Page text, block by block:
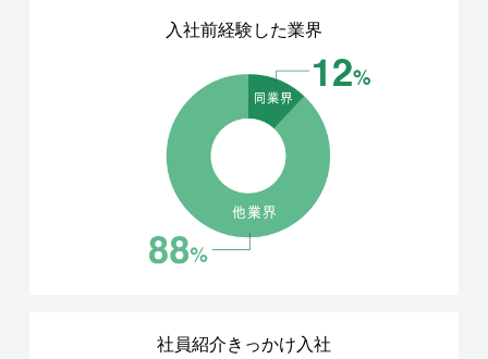
入社前経験した業界
社員紹介きっかけ入社